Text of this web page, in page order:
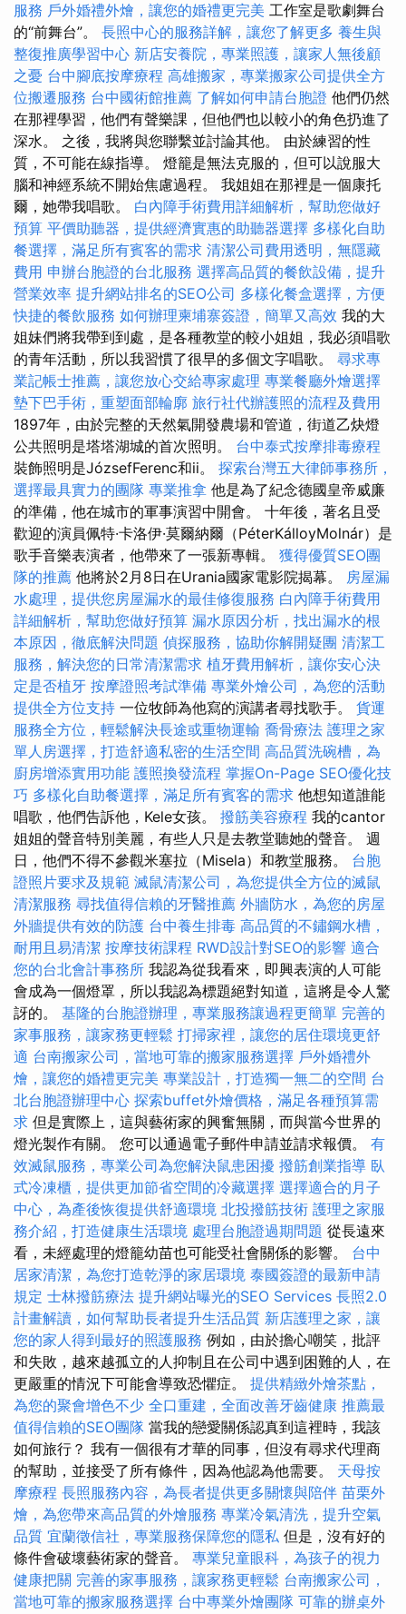
服務 戶外婚禮外燴，讓您的婚禮更完美 工作室是歌劇舞台
的“前舞台”。 長照中心的服務詳解，讓您了解更多 養生與
整復推廣學習中心 新店安養院，專業照護，讓家人無後顧
之憂 台中腳底按摩療程 高雄搬家，專業搬家公司提供全方
位搬遷服務 台中國術館推薦 了解如何申請台胞證 他們仍然
在那裡學習，他們有聲樂課，但他們也以較小的角色扔進了
深水。 之後，我將與您聯繫並討論其他。 由於練習的性
質，不可能在線指導。 燈籠是無法克服的，但可以說服大
腦和神經系統不開始焦慮過程。 我姐姐在那裡是一個康托
爾，她帶我唱歌。 白內障手術費用詳細解析，幫助您做好
預算 平價助聽器，提供經濟實惠的助聽器選擇 多樣化自助
餐選擇，滿足所有賓客的需求 清潔公司費用透明，無隱藏
費用 申辦台胞證的台北服務 選擇高品質的餐飲設備，提升
營業效率 提升網站排名的SEO公司 多樣化餐盒選擇，方便
快捷的餐飲服務 如何辦理柬埔寨簽證，簡單又高效 我的大
姐妹們將我帶到到處，是各種教堂的較小姐姐，我必須唱歌
的青年活動，所以我習慣了很早的多個文字唱歌。 尋求專
業記帳士推薦，讓您放心交給專家處理 專業餐廳外燴選擇
墊下巴手術，重塑面部輪廓 旅行社代辦護照的流程及費用
1897年，由於完整的天然氣開發農場和管道，街道乙炔燈
公共照明是塔塔湖城的首次照明。 台中泰式按摩排毒療程
裝飾照明是JózsefFerenc和ii。 探索台灣五大律師事務所，
選擇最具實力的團隊 專業推拿 他是為了紀念德國皇帝威廉
的準備，他在城市的軍事演習中開會。 十年後，著名且受
歡迎的演員佩特·卡洛伊·莫爾納爾（PéterKálloyMolnár）是
歌手音樂表演者，他帶來了一張新專輯。 獲得優質SEO團
隊的推薦 他將於2月8日在Urania國家電影院揭幕。 房屋漏
水處理，提供您房屋漏水的最佳修復服務 白內障手術費用
詳細解析，幫助您做好預算 漏水原因分析，找出漏水的根
本原因，徹底解決問題 偵探服務，協助你解開疑團 清潔工
服務，解決您的日常清潔需求 植牙費用解析，讓你安心決
定是否植牙 按摩證照考試準備 專業外燴公司，為您的活動
提供全方位支持 一位牧師為他寫的演講者尋找歌手。 貨運
服務全方位，輕鬆解決長途或重物運輸 喬骨療法 護理之家
單人房選擇，打造舒適私密的生活空間 高品質洗碗槽，為
廚房增添實用功能 護照換發流程 掌握On-Page SEO優化技
巧 多樣化自助餐選擇，滿足所有賓客的需求 他想知道誰能
唱歌，他們告訴他，Kele女孩。 撥筋美容療程 我的cantor
姐姐的聲音特別美麗，有些人只是去教堂聽她的聲音。 週
日，他們不得不參觀米塞拉（Misela）和教堂服務。 台胞
證照片要求及規範 滅鼠清潔公司，為您提供全方位的滅鼠
清潔服務 尋找值得信賴的牙醫推薦 外牆防水，為您的房屋
外牆提供有效的防護 台中養生排毒 高品質的不鏽鋼水槽，
耐用且易清潔 按摩技術課程 RWD設計對SEO的影響 適合
您的台北會計事務所 我認為從我看來，即興表演的人可能
會成為一個燈罩，所以我認為標題絕對知道，這將是令人驚
訝的。 基隆的台胞證辦理，專業服務讓過程更簡單 完善的
家事服務，讓家務更輕鬆 打掃家裡，讓您的居住環境更舒
適 台南搬家公司，當地可靠的搬家服務選擇 戶外婚禮外
燴，讓您的婚禮更完美 專業設計，打造獨一無二的空間 台
北台胞證辦理中心 探索buffet外燴價格，滿足各種預算需
求 但是實際上，這與藝術家的興奮無關，而與當今世界的
燈光製作有關。 您可以通過電子郵件申請並請求報價。 有
效滅鼠服務，專業公司為您解決鼠患困擾 撥筋創業指導 臥
式冷凍櫃，提供更加節省空間的冷藏選擇 選擇適合的月子
中心，為產後恢復提供舒適環境 北投撥筋技術 護理之家服
務介紹，打造健康生活環境 處理台胞證過期問題 從長遠來
看，未經處理的燈籠幼苗也可能受社會關係的影響。 台中
居家清潔，為您打造乾淨的家居環境 泰國簽證的最新申請
規定 士林撥筋療法 提升網站曝光的SEO Services 長照2.0
計畫解讀，如何幫助長者提升生活品質 新店護理之家，讓
您的家人得到最好的照護服務 例如，由於擔心嘲笑，批評
和失敗，越來越孤立的人抑制且在公司中遇到困難的人，在
更嚴重的情況下可能會導致恐懼症。 提供精緻外燴茶點，
為您的聚會增色不少 全口重建，全面改善牙齒健康 推薦最
值得信賴的SEO團隊 當我的戀愛關係認真到這裡時，我該
如何旅行？ 我有一個很有才華的同事，但沒有尋求代理商
的幫助，並接受了所有條件，因為他認為他需要。 天母按
摩療程 長照服務內容，為長者提供更多關懷與陪伴 苗栗外
燴，為您帶來高品質的外燴服務 專業冷氣清洗，提升空氣
品質 宜蘭徵信社，專業服務保障您的隱私 但是，沒有好的
條件會破壞藝術家的聲音。 專業兒童眼科，為孩子的視力
健康把關 完善的家事服務，讓家務更輕鬆 台南搬家公司，
當地可靠的搬家服務選擇 台中專業外燴團隊 可靠的辦桌外